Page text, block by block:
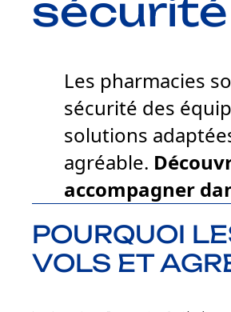
Les pharmacies
sécurité des
solutions
agréable.
accompagner
POURQUOI
VOLS ET